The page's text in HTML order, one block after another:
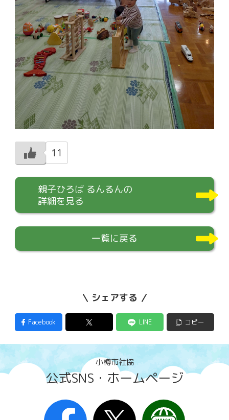
11
親子ひろば るんるんの
詳細を見る
一覧に戻る
シェアする
Facebook LINE コピー
小樽市社協
公式SNS・ホームページ